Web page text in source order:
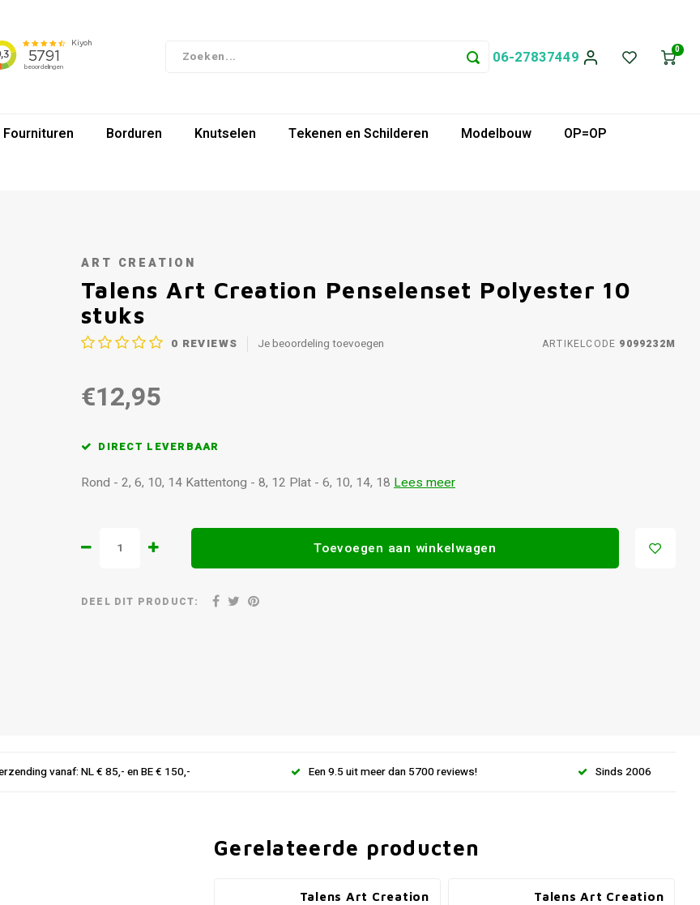
06-27837449 0
Fournituren Borduren Knutselen Tekenen en Schilderen Modelbouw
OP=OP
ART CREATION
Talens Art Creation Penselenset Polyester 10
stuks
0 REVIEWS Je beoordeling toevoegen ARTIKELCODE 9099232M
€12,95
DIRECT LEVERBAAR
Rond - 2, 6, 10, 14 Kattentong - 8, 12 Plat - 6, 10, 14, 18 Lees meer
Toevoegen aan winkelwagen
DEEL DIT PRODUCT:
vanaf: NL € 85,- en BE € 150,- Een 9.5 uit meer dan 5700 reviews! Sinds 2006
Gerelateerde producten
Talens Art Creation
Talens Art Creation